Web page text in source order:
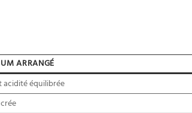
ARRANGÉ
équilibrée